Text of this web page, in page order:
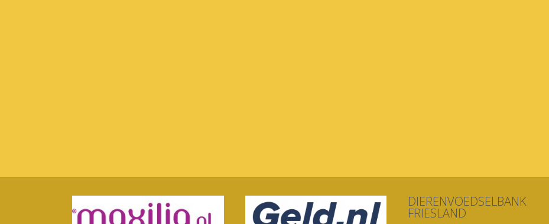
DIERENVOEDSELBANK
FRIESLAND